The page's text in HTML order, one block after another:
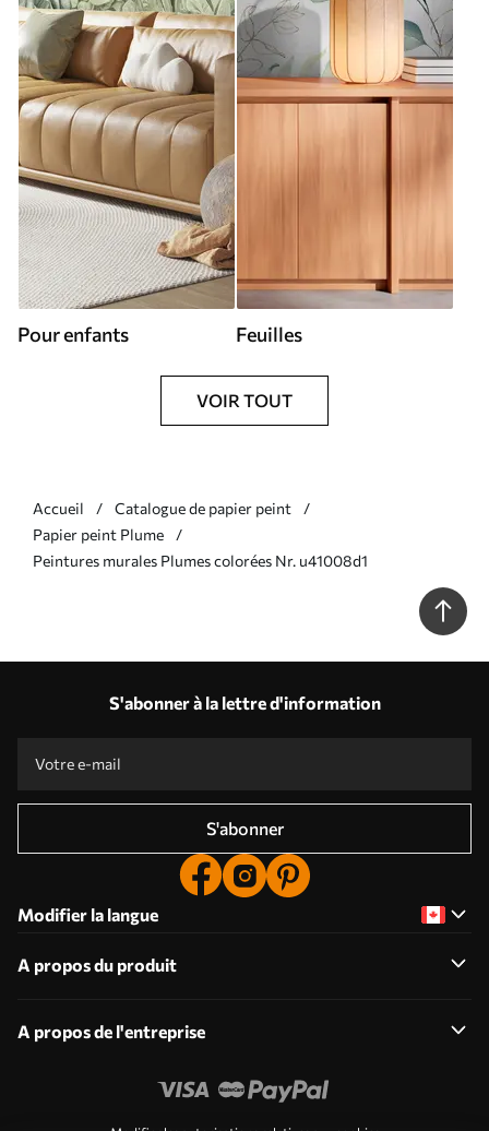
Pour enfants Feuilles
VOIR TOUT
Accueil
Catalogue de papier peint
Papier peint Plume
Peintures murales Plumes colorées Nr. u41008d1
S'abonner à la lettre d'information
S'abonner
Modifier la langue
A propos du produit
A propos de l'entreprise